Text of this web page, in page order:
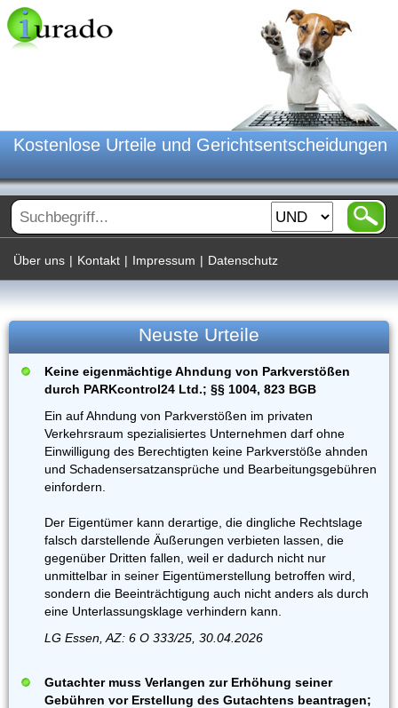
Kostenlose Urteile und Gerichtsentscheidungen
Über uns | Kontakt | Impressum | Datenschutz
Neuste Urteile
Keine eigenmächtige Ahndung von Parkverstößen
durch PARKcontrol24 Ltd.; §§ 1004, 823 BGB
Ein auf Ahndung von Parkverstößen im privaten
Verkehrsraum spezialisiertes Unternehmen darf ohne
Einwilligung des Berechtigten keine Parkverstöße ahnden
und Schadensersatzansprüche und Bearbeitungsgebühren
einfordern.
Der Eigentümer kann derartige, die dingliche Rechtslage
falsch darstellende Äußerungen verbieten lassen, die
gegenüber Dritten fallen, weil er dadurch nicht nur
unmittelbar in seiner Eigentümerstellung betroffen wird,
sondern die Beeinträchtigung auch nicht anders als durch
eine Unterlassungsklage verhindern kann.
LG Essen, AZ: 6 O 333/25, 30.04.2026
Gutachter muss Verlangen zur Erhöhung seiner
Gebühren vor Erstellung des Gutachtens beantragen;